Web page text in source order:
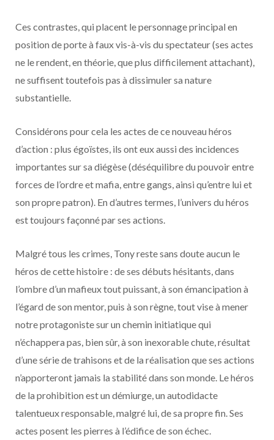
Ces contrastes, qui placent le personnage principal en
position de porte à faux vis-à-vis du spectateur (ses actes
ne le rendent, en théorie, que plus difficilement attachant),
ne suffisent toutefois pas à dissimuler sa nature
substantielle.
Considérons pour cela les actes de ce nouveau héros
d’action : plus égoïstes, ils ont eux aussi des incidences
importantes sur sa diégèse (déséquilibre du pouvoir entre
forces de l’ordre et mafia, entre gangs, ainsi qu’entre lui et
son propre patron). En d’autres termes, l’univers du héros
est toujours façonné par ses actions.
Malgré tous les crimes, Tony reste sans doute aucun le
héros de cette histoire : de ses débuts hésitants, dans
l’ombre d’un mafieux tout puissant, à son émancipation à
l’égard de son mentor, puis à son règne, tout vise à mener
notre protagoniste sur un chemin initiatique qui
n’échappera pas, bien sûr, à son inexorable chute, résultat
d’une série de trahisons et de la réalisation que ses actions
n’apporteront jamais la stabilité dans son monde. Le héros
de la prohibition est un démiurge, un autodidacte
talentueux responsable, malgré lui, de sa propre fin. Ses
actes posent les pierres à l’édifice de son échec.